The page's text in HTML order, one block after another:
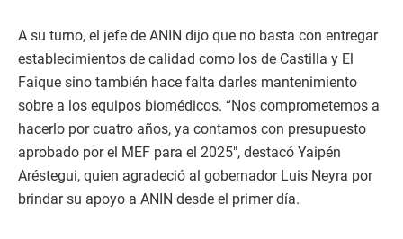
A su turno, el jefe de ANIN dijo que no basta con entregar
establecimientos de calidad como los de Castilla y El
Faique sino también hace falta darles mantenimiento
sobre a los equipos biomédicos. “Nos comprometemos a
hacerlo por cuatro años, ya contamos con presupuesto
aprobado por el MEF para el 2025″, destacó Yaipén
Aréstegui, quien agradeció al gobernador Luis Neyra por
brindar su apoyo a ANIN desde el primer día.